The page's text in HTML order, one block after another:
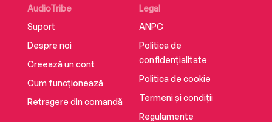
AudioTribe
Suport
Despre noi
Creează un cont
Cum funcționează
Retragere din comandă
Legal
ANPC
Politica de
confidențialitate
Politica de cookie
Termeni și condiții
Regulamente